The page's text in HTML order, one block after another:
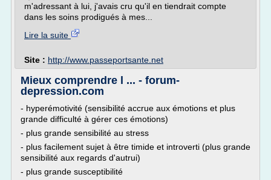
m'adressant à lui, j'avais cru qu'il en tiendrait compte
dans les soins prodigués à mes...
Lire la suite
Site : http://www.passeportsante.net
Mieux comprendre l ... - forum-
depression.com
- hyperémotivité (sensibilité accrue aux émotions et plus
grande difficulté à gérer ces émotions)
- plus grande sensibilité au stress
- plus facilement sujet à être timide et introverti (plus grande
sensibilité aux regards d'autrui)
- plus grande susceptibilité